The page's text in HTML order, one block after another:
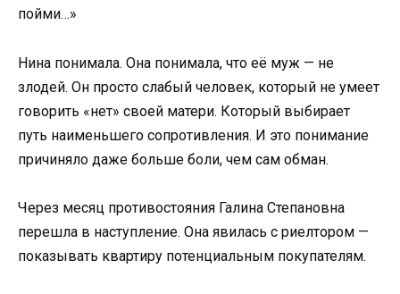
пойми…»
Нина понимала. Она понимала, что её муж — не
злодей. Он просто слабый человек, который не умеет
говорить «нет» своей матери. Который выбирает
путь наименьшего сопротивления. И это понимание
причиняло даже больше боли, чем сам обман.
Через месяц противостояния Галина Степановна
перешла в наступление. Она явилась с риелтором —
показывать квартиру потенциальным покупателям.